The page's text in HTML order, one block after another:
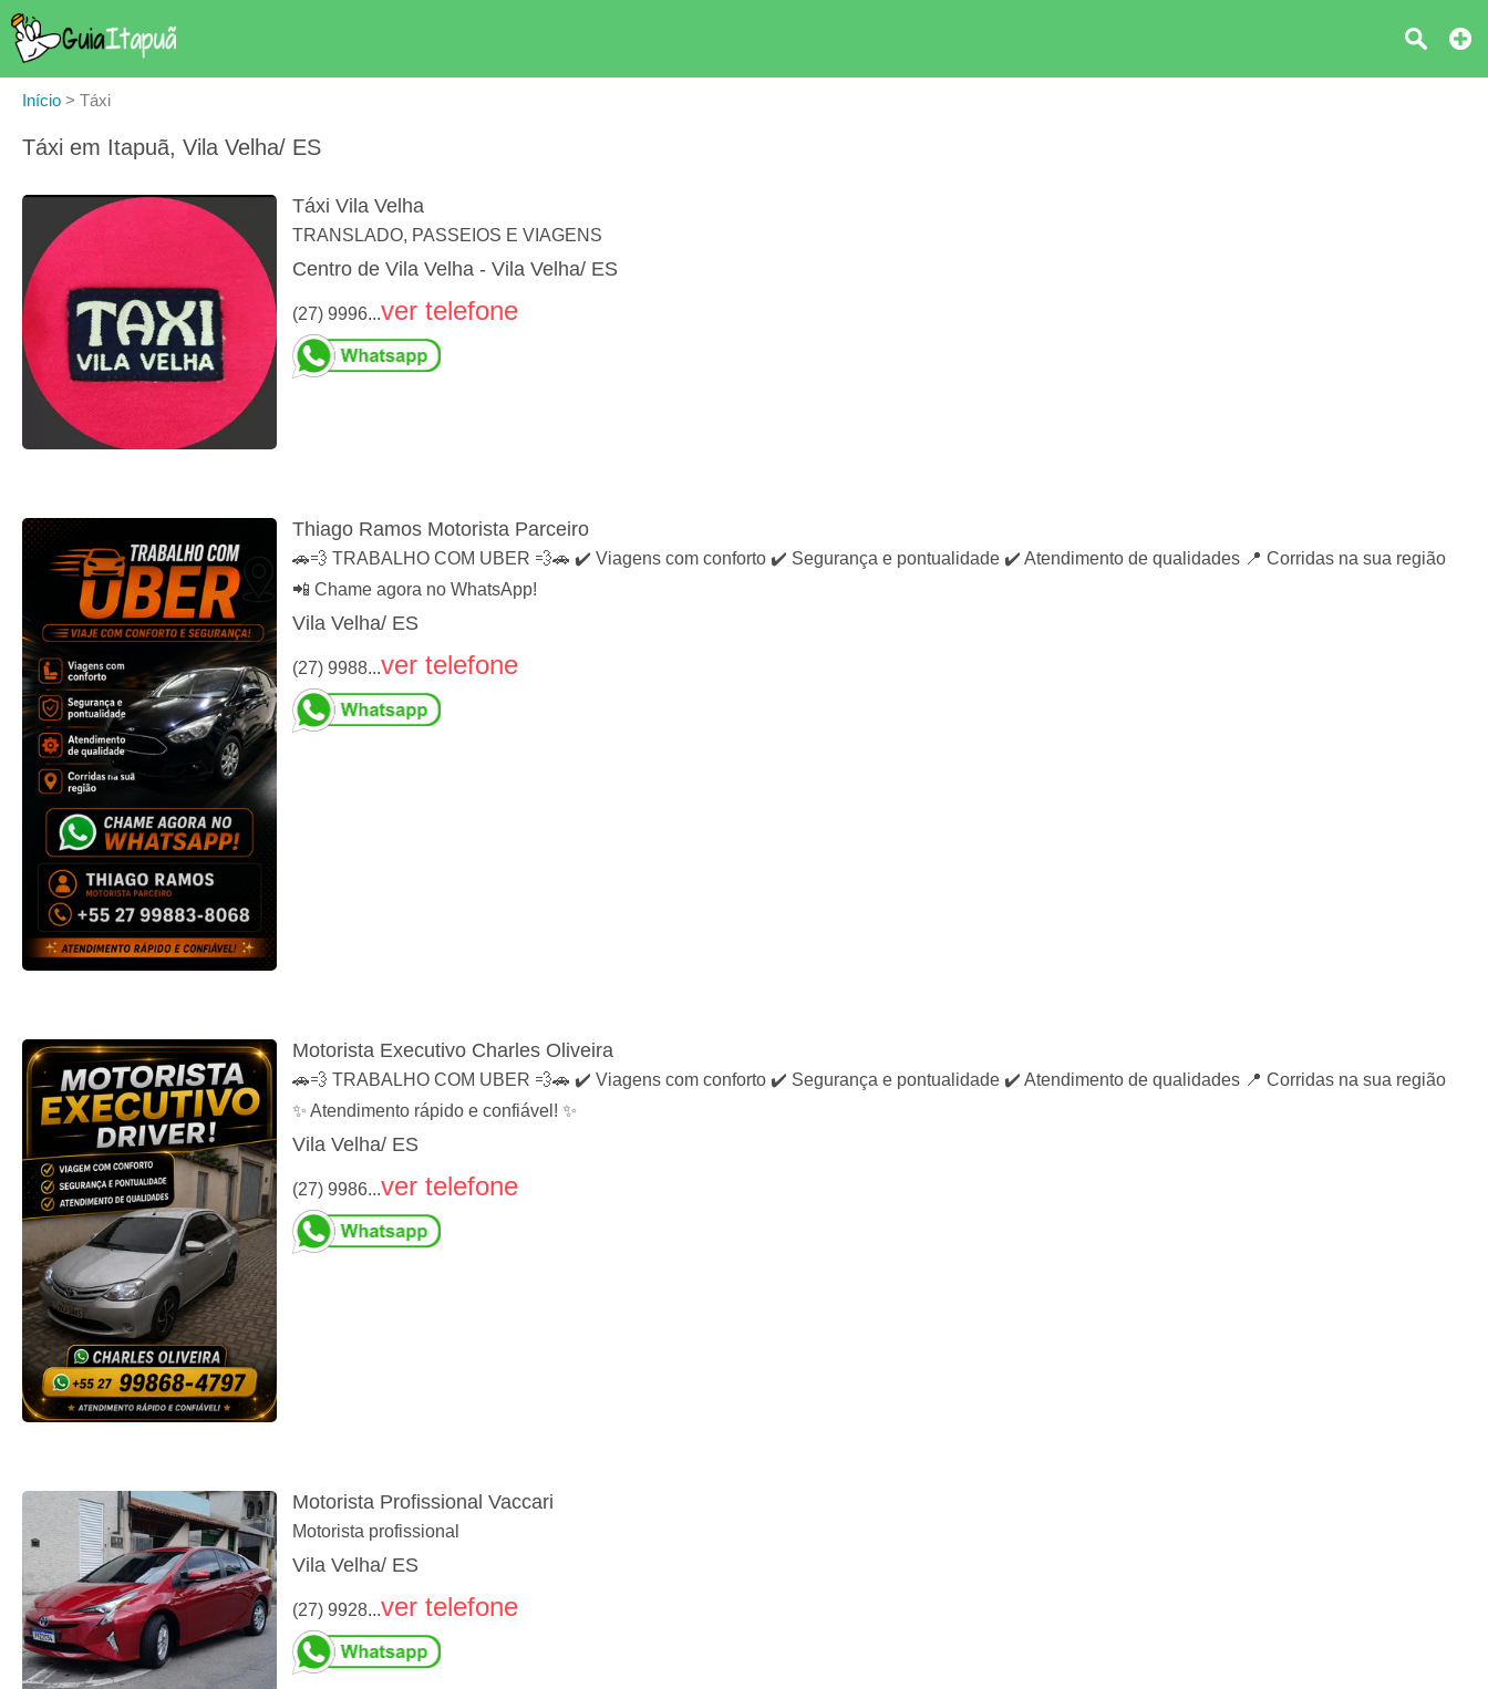
Início > Táxi
Táxi em Itapuã, Vila Velha/ ES
Táxi Vila Velha
TRANSLADO, PASSEIOS E VIAGENS
Centro de Vila Velha - Vila Velha/ ES
(27) 9996...ver telefone
Thiago Ramos Motorista Parceiro
🚗💨 TRABALHO COM UBER 💨🚗 ✔️ Viagens com conforto ✔️ Segurança e pontualidade ✔️ Atendimento de qualidades 📍 Corridas na sua região
📲 Chame agora no WhatsApp!
Vila Velha/ ES
(27) 9988...ver telefone
Motorista Executivo Charles Oliveira
🚗💨 TRABALHO COM UBER 💨🚗 ✔️ Viagens com conforto ✔️ Segurança e pontualidade ✔️ Atendimento de qualidades 📍 Corridas na sua região
✨ Atendimento rápido e confiável! ✨
Vila Velha/ ES
(27) 9986...ver telefone
Motorista Profissional Vaccari
Motorista profissional
Vila Velha/ ES
(27) 9928...ver telefone